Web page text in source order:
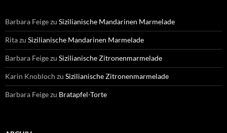
Barbara Feigezu Sizilianische Mandarinen Marmelade
Ritazu Sizilianische Mandarinen Marmelade
Barbara Feigezu Sizilianische Zitronenmarmelade
Karin Knobloch zu Sizilianische Zitronenmarmelade
Barbara Feigezu Bratapfel-Torte